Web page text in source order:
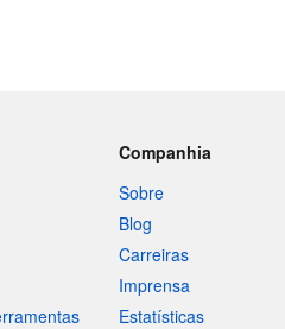
Companhia
Sobre
Blog
Carreiras
Imprensa
Estatísticas